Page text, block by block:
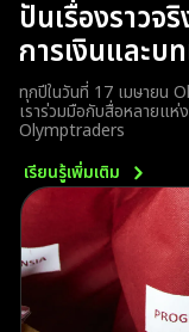
ปันเรื่องราวจ
การเงินและบ
ทุกปีในวันที่ 17 เมษายน
เราร่วมมือกับสื่อหลายแห่
Olymptraders
เรียนรู้เพิ่มเติม